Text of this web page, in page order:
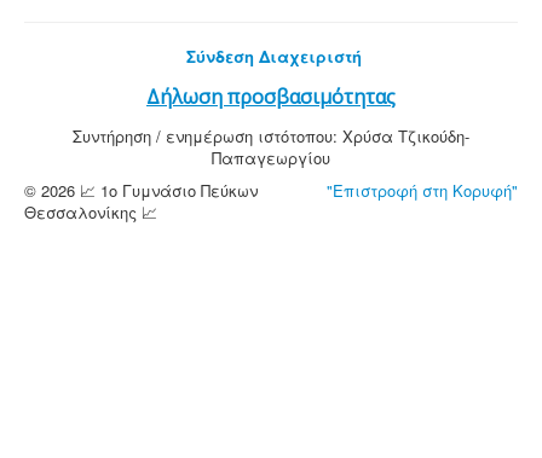
Σύνδεση Διαχειριστή
Δήλωση προσβασιμότητας
Συντήρηση / ενημέρωση ιστότοπου: Χρύσα Τζικούδη-
Παπαγεωργίου
"Επιστροφή στη Κορυφή"
© 2026 📈 1ο Γυμνάσιο Πεύκων
Θεσσαλονίκης 📈